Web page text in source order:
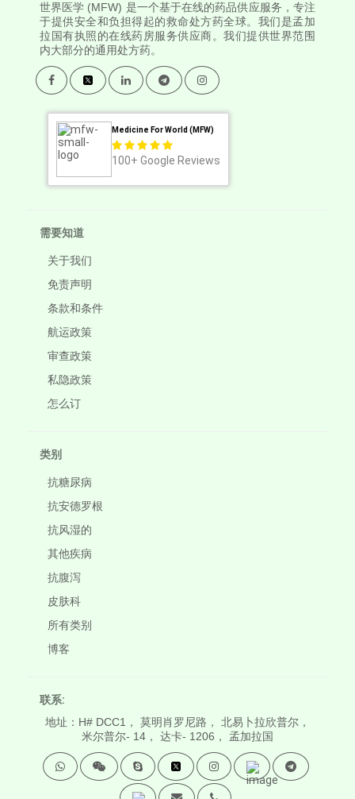
世界医学 (MFW) 是一个基于在线的药品供应服务，专注
于提供安全和负担得起的救命处方药全球。我们是孟加
拉国有执照的在线药房服务供应商。我们提供世界范围
内大部分的通用处方药。
Medicine For World (MFW)
100+ Google Reviews
需要知道
关于我们
免责声明
条款和条件
航运政策
审查政策
私隐政策
怎么订
类别
抗糖尿病
抗安德罗根
抗风湿的
其他疾病
抗腹泻
皮肤科
所有类别
博客
联系:
地址：H# DCC1， 莫明肖罗尼路， 北易卜拉欣普尔，
米尔普尔- 14， 达卡- 1206， 孟加拉国